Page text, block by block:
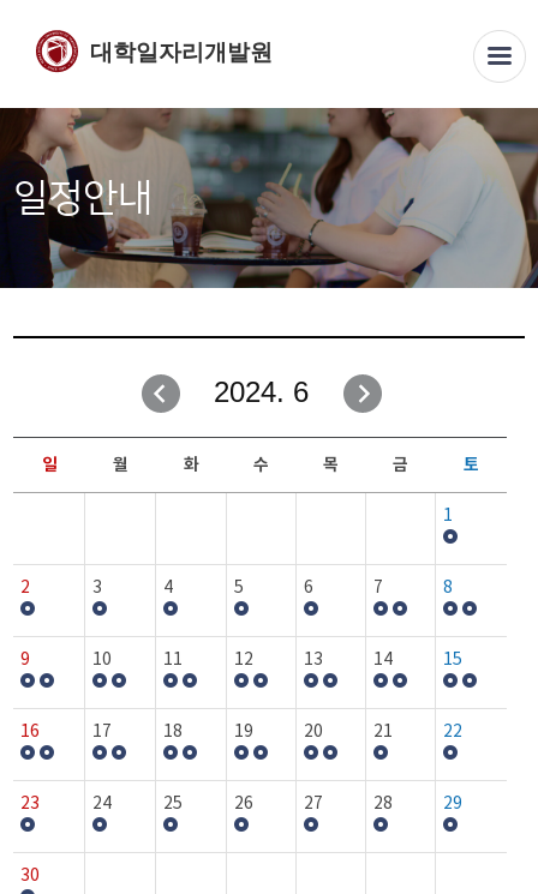
대학일자리개발원
일정안내
2024. 6
일 월 화 수 목 금 토
1
2 3 4 5 6 7 8
9 10 11 12 13 14 15
16 17 18 19 20 21 22
23 24 25 26 27 28 29
30